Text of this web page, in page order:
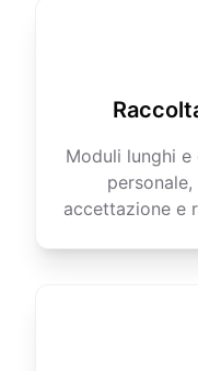
Moduli lunghi
accettazione e